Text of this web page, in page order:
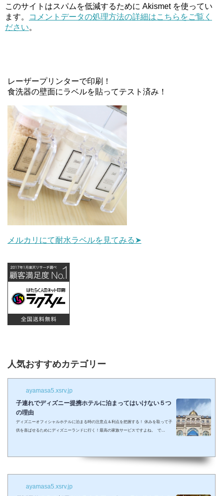
このサイトはスパムを低減するために Akismet を使ってい
ます。
コメントデータの処理方法の詳細はこちらをご覧く
ださい。
レーザープリンターで印刷！
食洗器の壁面にラベルを貼ってテスト済み！
メルカリにて耐水ラベルを見てみる➤
人気おすすめカテゴリー
ayamasa5.xsrv.jp
子連れでディズニー提携ホテルに泊まってはいけない５つ
の理由
ディズニーオフィシャルホテルに泊まる時の注意点＆利点を把握する！ 休みを取って子
供を喜ばせるためにディズニーランドに行く！最高の家族サービスですよね。 で
ラした夢の国を可愛い我が子に見せたかったのに・・・。 そんな時、「ディズニーラ...
ayamasa5.xsrv.jp